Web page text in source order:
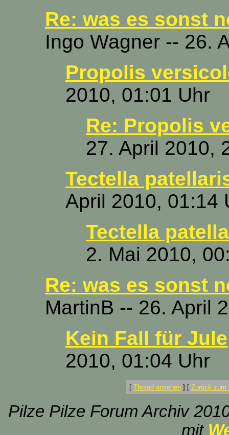
Re: was es sonst
Ingo Wagner -- 26.
Propolis
2010, 01:01 Uhr
Re: Propolis
27. April 2010,
Tectella
April 2010, 01:14
Tectella
2. Mai 2010,
Re: was es sonst
MartinB -- 26. April
Kein Fall für Jule
2010, 01:04 Uhr
[ Thread ansehen ] [ Zurück zum
Pilze Pilze Forum Archiv
mit